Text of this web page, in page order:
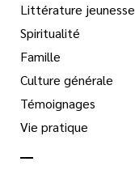
Littérature jeunesse
Spiritualité
Famille
Culture générale
Témoignages
Vie pratique